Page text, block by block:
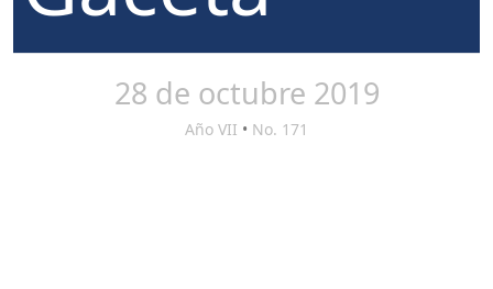
28 de octubre 2019
Año VII • No. 171